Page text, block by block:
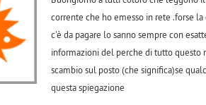
corrente che ho emesso in rete .forse
c'è da pagare lo sanno sempre con
informazioni del perche di tutto questo
scambio sul posto (che significa)se
questa spiegazione